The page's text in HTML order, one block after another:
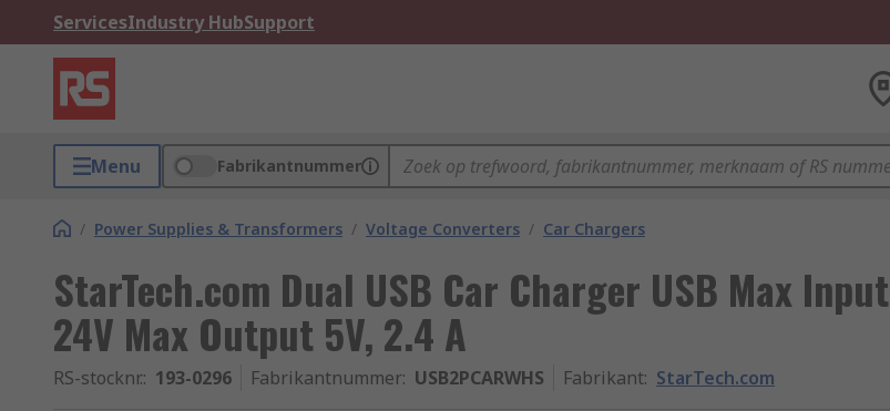
ServicesIndustry HubSupport
Menu Fabrikantnummer
/ Power Supplies & Transformers / Voltage Converters / Car Chargers
StarTech.com Dual USB Car Charger USB Max Input
24V Max Output 5V, 2.4 A
RS-stocknr.: 193-0296 Fabrikantnummer: USB2PCARWHS Fabrikant: StarTech.com